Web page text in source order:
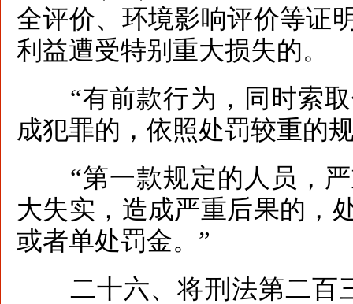
全评价、环境影响评价等证
利益遭受特别重大损失的。
“有前款行为，同时索取
成犯罪的，依照处罚较重的
“第一款规定的人员，严
大失实，造成严重后果的，
或者单处罚金。”
二十六、将刑法第二百